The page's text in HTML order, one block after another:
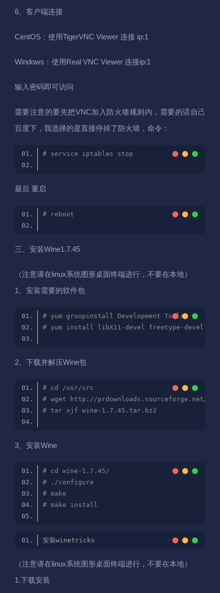
6、客户端连接
CentOS：使用TigerVNC Viewer 连接 ip:1
Windows：使用Real VNC Viewer 连接ip:1
输入密码即可访问
需要注意的要先把VNC加入防火墙规则内，需要的话自己
百度下，我选择的是直接停掉了防火墙，命令：
# service iptables stop
最后 重启
# reboot
三、安装Wine1.7.45
（注意请在linux系统图形桌面终端进行，不要在本地）
1、安装需要的软件包
# yum groupinstall Development Tools
# yum install libX11-devel freetype-devel
2、下载并解压Wine包
# cd /usr/src
# wget http://prdownloads.sourceforge.net/
# tar xjf wine-1.7.45.tar.bz2
3、安装Wine
# cd wine-1.7.45/
# ./configure
# make
# make install
（注意请在linux系统图形桌面终端进行，不要在本地）
1.下载安装